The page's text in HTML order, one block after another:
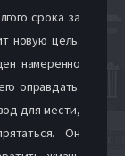
срока за
новую цель.
намеренно
оправдать.
для мести,
Он